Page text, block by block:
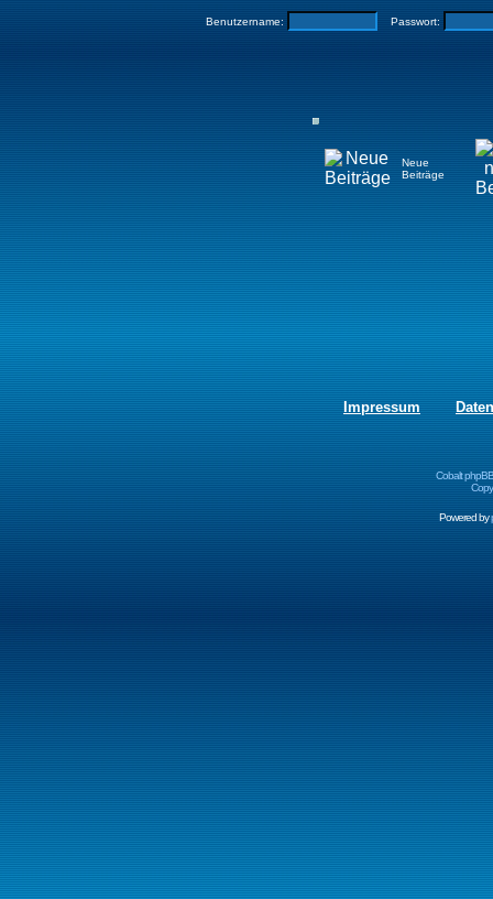
Benutzername: Passwort:
Neue
Beiträge
Impressum
Cobalt
Powered by